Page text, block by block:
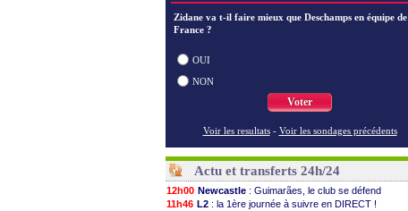
Zidane va t-il faire mieux que Deschamps en équipe de
France ?
OUI
NON
Voter
Voir les resultats - Voir les sondages précédents
Actu et transferts 24h/24
12h00 Newcastle : Guimarães, le club se défend
11h46 L2 : la 1ère journée à suivre en DIRECT !